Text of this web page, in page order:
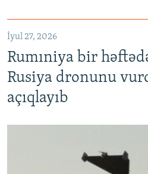
İyul 27, 2026
Rumıniya bir
Rusiya dronunu
açıqlayıb